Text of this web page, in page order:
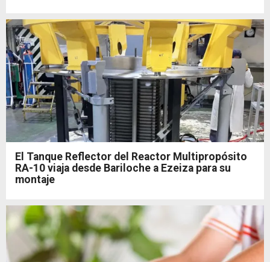
El Tanque Reflector del Reactor Multipropósito
RA-10 viaja desde Bariloche a Ezeiza para su
montaje